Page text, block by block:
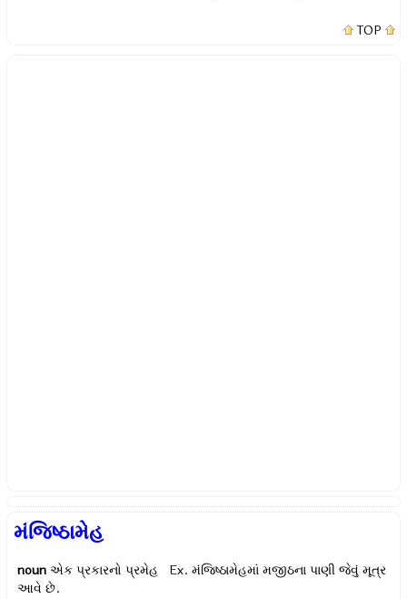
TOP
મંજિષ્ઠામેહ
noun એક પ્રકારનો પ્રમેહ Ex.મંજિષ્ઠામેહમાં મજીઠના પાણી જેવું મૂત્ર
આવે છે.